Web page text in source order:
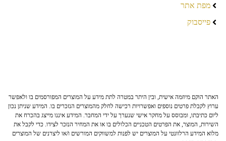
מפת אתר
פייסבוק
האתר הוקם מיוזמה אישית, ובין היתר במטרה לתת מידע על המוצרים המפורסמים בו ולאפשר
ערוץ לקבלת פרטים נוספים ואפשרויות רכישה לחלק מהמוצרים הנזכרים בו. המידע שניתן נכון
ליום כתיבתו, ומבוסס על מחקר אישי שנערך על ידי המחבר. המידע איננו מייצג בהכרח את
השירות, המוצר, את הפרטים הטכניים הכלולים בו או את המחיר הנזכר לצידו. כדי לקבל את
מלוא המידע הרלוונטי על המוצרים יש לפנות למשווקים המורשים ו/או ליצרנים של המוצרים